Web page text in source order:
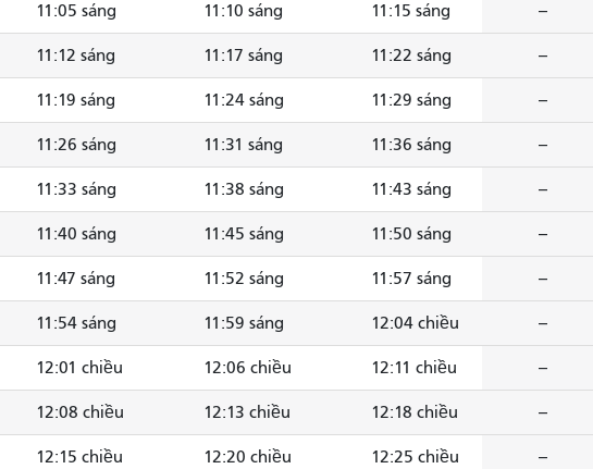
11:05 sáng 11:10 sáng 11:15 sáng --
11:12 sáng 11:17 sáng 11:22 sáng --
11:19 sáng 11:24 sáng 11:29 sáng --
11:26 sáng 11:31 sáng 11:36 sáng --
11:33 sáng 11:38 sáng 11:43 sáng --
11:40 sáng 11:45 sáng 11:50 sáng --
11:47 sáng 11:52 sáng 11:57 sáng --
11:54 sáng 11:59 sáng 12:04 chiều --
12:01 chiều 12:06 chiều 12:11 chiều --
12:08 chiều 12:13 chiều 12:18 chiều --
12:15 chiều 12:20 chiều 12:25 chiều --